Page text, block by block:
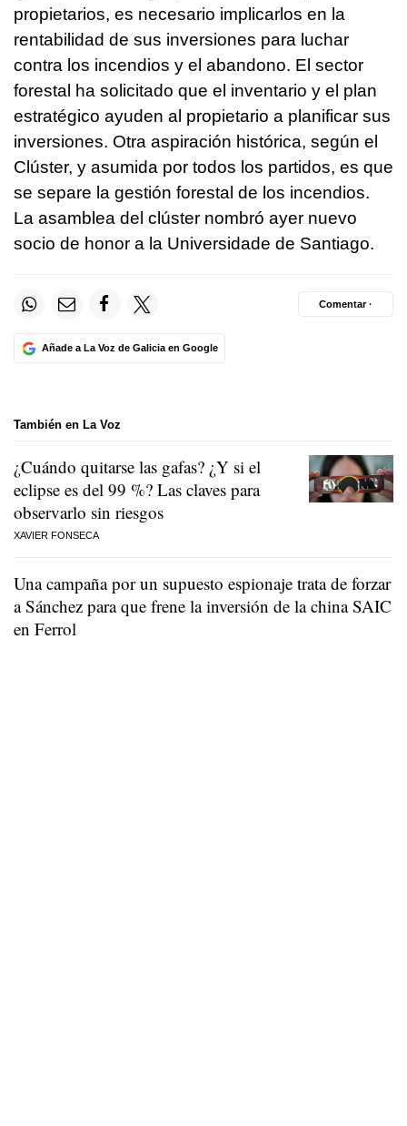
propietarios, es necesario implicarlos en la
rentabilidad de sus inversiones para luchar
contra los incendios y el abandono. El sector
forestal ha solicitado que el inventario y el plan
estratégico ayuden al propietario a planificar sus
inversiones. Otra aspiración histórica, según el
Clúster, y asumida por todos los partidos, es que
se separe la gestión forestal de los incendios.
La asamblea del clúster nombró ayer nuevo
socio de honor a la Universidade de Santiago.
Añade a La Voz de Galicia en Google
Comentar ·
También en La Voz
¿Cuándo quitarse las gafas? ¿Y si el
eclipse es del 99 %? Las claves para
observarlo sin riesgos
XAVIER FONSECA
Una campaña por un supuesto espionaje trata de forzar
a Sánchez para que frene la inversión de la china SAIC
en Ferrol